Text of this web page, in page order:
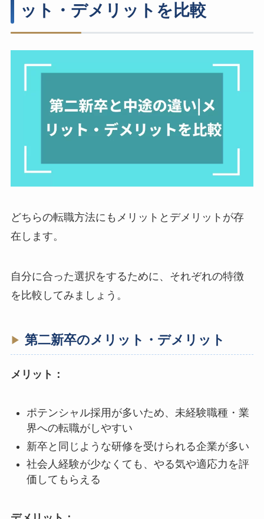
ット・デメリットを比較
どちらの転職方法にもメリットとデメリットが存
在します。
自分に合った選択をするために、それぞれの特徴
を比較してみましょう。
第二新卒のメリット・デメリット
メリット：
ポテンシャル採用が多いため、未経験職種・業
界への転職がしやすい
新卒と同じような研修を受けられる企業が多い
社会人経験が少なくても、やる気や適応力を評
価してもらえる